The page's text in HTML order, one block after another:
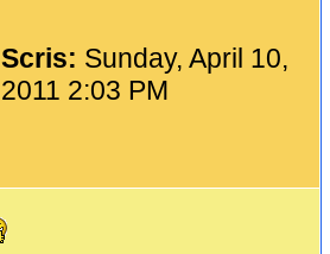
Scris: Sunday, April 10,
2011 2:03 PM